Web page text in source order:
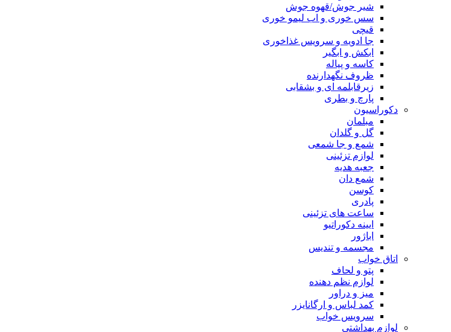
شیر جوش/قهوه جوش
سس خوری و اب لیمو خوری
قیچی
جا ادویه و سرویس غذاخوری
ابکش و ابگیر
کاسه و پیاله
ظروف نگهدارنده
زیرقابلمه ای و بشقابی
پارچ و بطری
دکوراسیون
مبلمان
گل و گلدان
شمع و جا شمعی
لوازم تزئینی
جعبه هدیه
شمع دان
کوسن
پادری
ساعت های تزئینی
ایینه دکوراتیو
اباژور
مجسمه و تندیس
اتاق خواب
پتو و لحاف
لوازم نظم دهنده
میز و دراور
کمد لباس و ارگانایزر
سرویس خواب
لوازم بهداشتی